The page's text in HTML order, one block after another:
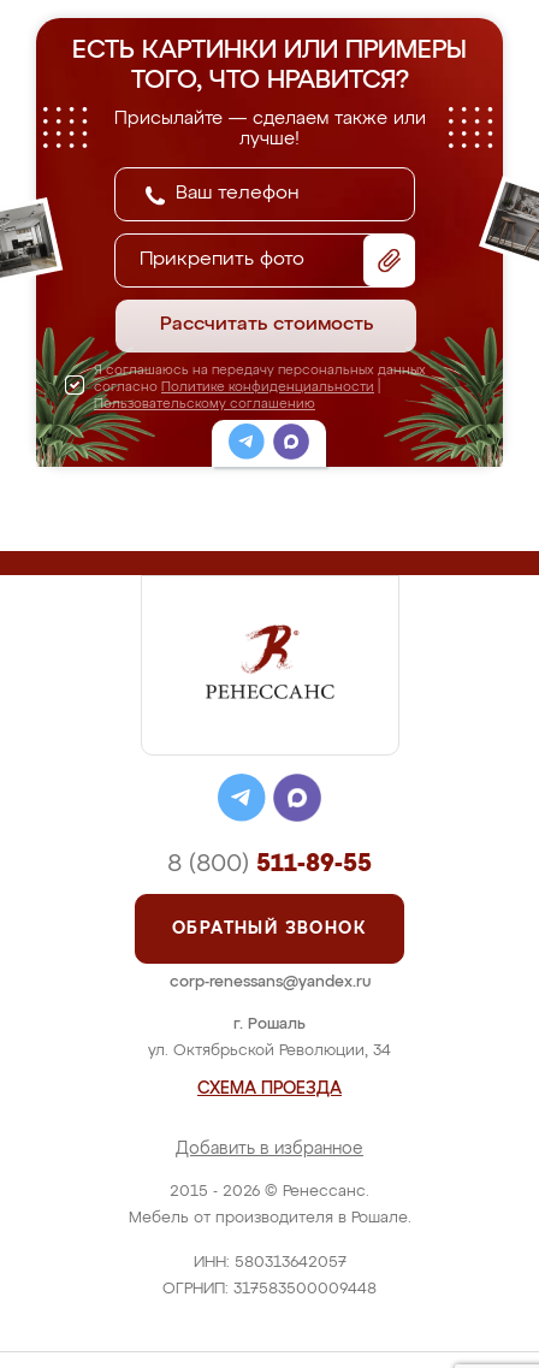
ЕСТЬ КАРТИНКИ ИЛИ ПРИМЕРЫ
ТОГО, ЧТО НРАВИТСЯ?
Присылайте — сделаем также или
лучше!
Прикрепить фото
Рассчитать стоимость
Я соглашаюсь на передачу персональных данных
согласно Политике конфиденциальности
Пользовательскому соглашению
2015 - 2026 © Ренессанс.
Мебель от производителя в Рошале.
ИНН: 580313642057
ОГРНИП: 317583500009448
г. Рошаль
ул. Октябрьской Революции, 34
СХЕМА ПРОЕЗДА
Добавить в избранное
8 (800) 511-89-55
ОБРАТНЫЙ ЗВОНОК
corp-renessans@yandex.ru